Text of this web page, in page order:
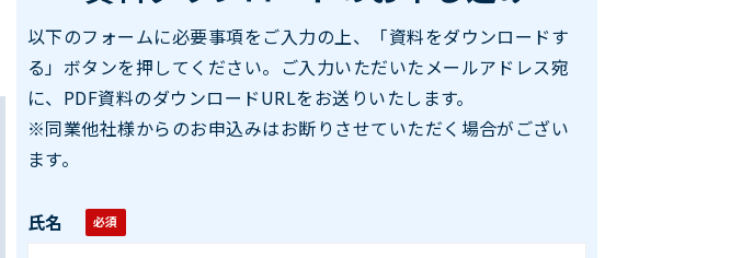
以下のフォームに必要事項をご入力の上、「資料をダウンロードす
る」ボタンを押してください。ご入力いただいたメールアドレス宛
に、PDF資料のダウンロードURLをお送りいたします。
※同業他社様からのお申込みはお断りさせていただく場合がござい
ます。
氏名